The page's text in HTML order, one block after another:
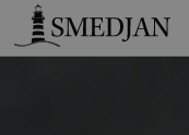
Timbro